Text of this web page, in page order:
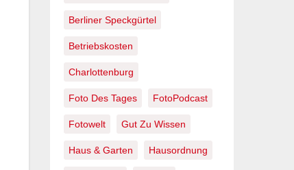
Berliner Speckgürtel
Betriebskosten
Charlottenburg
Foto Des Tages FotoPodcast
Fotowelt Gut Zu Wissen
Haus & Garten Hausordnung